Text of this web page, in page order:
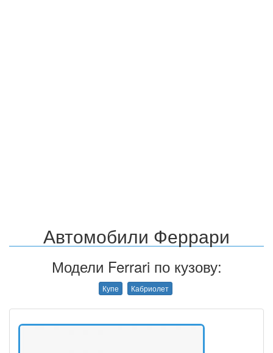
Автомобили Феррари
Модели Ferrari по кузову:
Купе Кабриолет